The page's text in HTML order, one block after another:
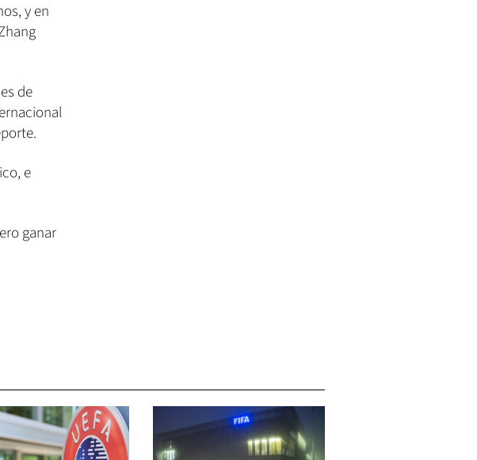
y en
de
e
ganar